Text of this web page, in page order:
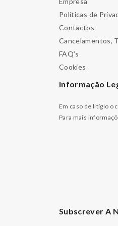
Políticas de
Contactos
Cancelamentos,
FAQ’s
Cookies
Informação
Em caso de litígio o
Para mais
Subscrever A